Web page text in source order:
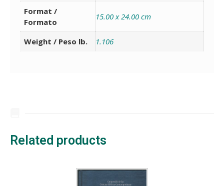
Format /
Formato
15.00 x 24.00 cm
Weight / Peso lb. 1.106
Related products